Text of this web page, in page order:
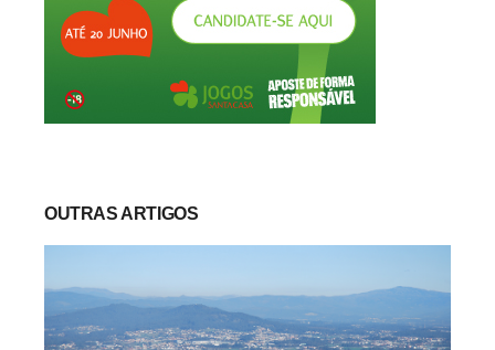
OUTRAS ARTIGOS